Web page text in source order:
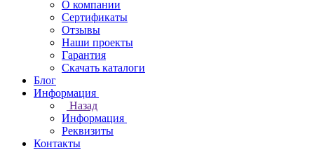
О компании
Сертификаты
Отзывы
Наши проекты
Гарантия
Скачать каталоги
Блог
Информация
Назад
Информация
Реквизиты
Контакты